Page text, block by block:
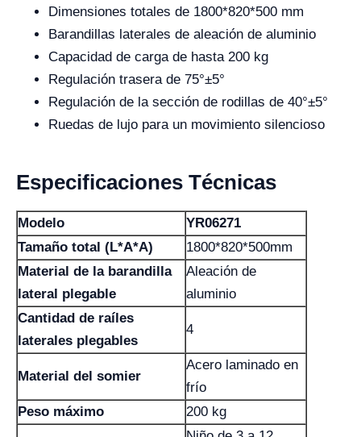
Dimensiones totales de 1800*820*500 mm
Barandillas laterales de aleación de aluminio
Capacidad de carga de hasta 200 kg
Regulación trasera de 75°±5°
Regulación de la sección de rodillas de 40°±5°
Ruedas de lujo para un movimiento silencioso
Especificaciones Técnicas
Modelo
YR06271
Tamaño total (L*A*A)
1800*820*500mm
Material de la barandilla
lateral plegable
Aleación de
aluminio
Cantidad de raíles
laterales plegables
4
Material del somier
Acero laminado en
frío
Peso máximo
200 kg